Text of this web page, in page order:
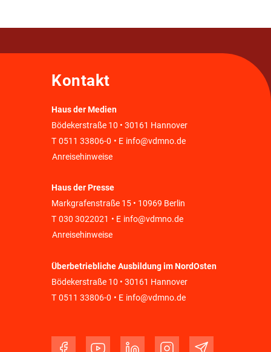
Kontakt
Haus der Medien
Bödekerstraße 10 • 30161 Hannover
T 0511 33806-0 • E info@vdmno.de
Anreisehinweise
Haus der Presse
Markgrafenstraße 15 • 10969 Berlin
T 030 3022021 • E info@vdmno.de
Anreisehinweise
Überbetriebliche Ausbildung im NordOsten
Bödekerstraße 10 • 30161 Hannover
T 0511 33806-0 • E info@vdmno.de